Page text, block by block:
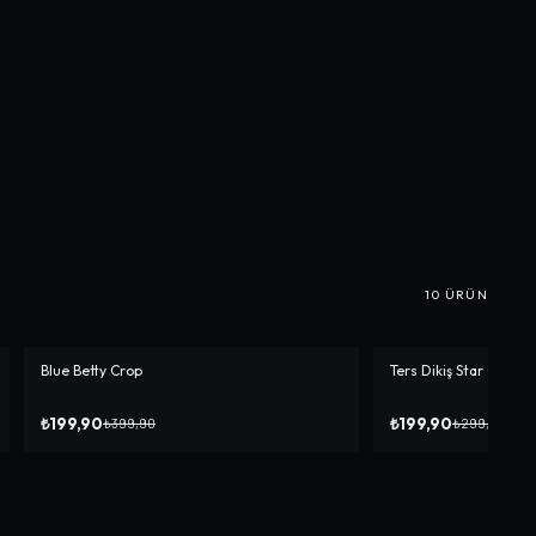
10 ÜRÜN
-%50
Blue Betty Crop
₺199,90₺399,90
-%33
Ters Dikiş Star Crop
₺199,90₺299,90